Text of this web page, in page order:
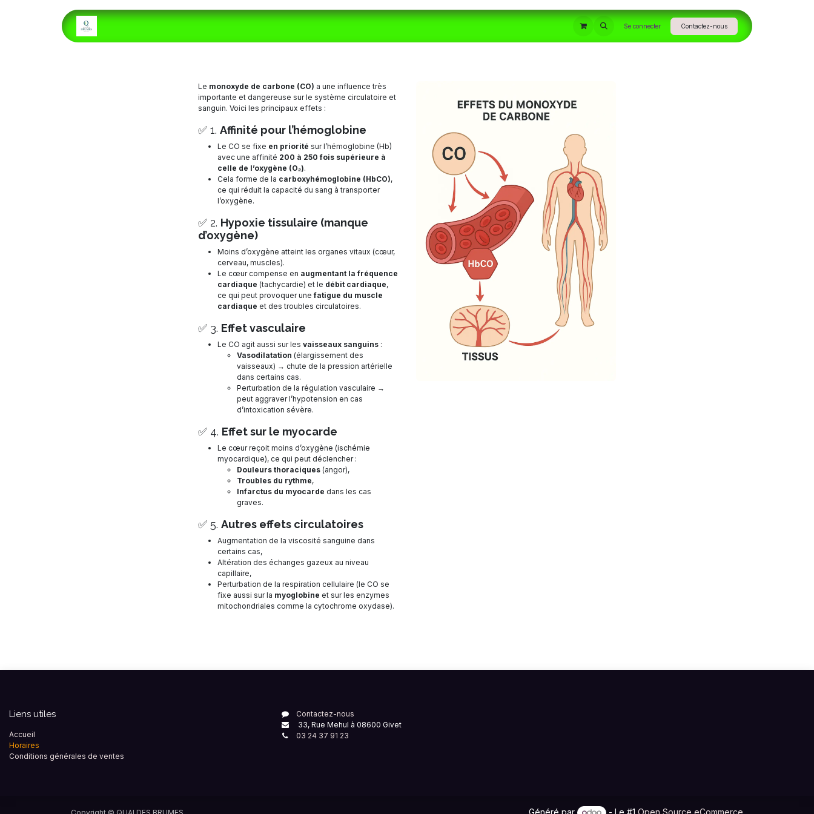
INFORMATIONS Se connecter Contactez-nous
Le monoxyde de carbone (CO) a une influence très
importante et dangereuse sur le système circulatoire et
sanguin. Voici les principaux effets :
✅ 1. Affinité pour l’hémoglobine
Le CO se fixe en priorité sur l’hémoglobine (Hb)
avec une affinité 200 à 250 fois supérieure à
celle de l’oxygène (O₂).
Cela forme de la carboxyhémoglobine (HbCO),
ce qui réduit la capacité du sang à transporter
l’oxygène.
✅ 2. Hypoxie tissulaire (manque
d’oxygène)
Moins d’oxygène atteint les organes vitaux (cœur,
cerveau, muscles).
Le cœur compense en augmentant la fréquence
cardiaque (tachycardie) et le débit cardiaque,
ce qui peut provoquer unefatigue du muscle
cardiaque et des troubles circulatoires.
✅ 3. Effet vasculaire
Le CO agit aussi sur les vaisseaux sanguins :
Vasodilatation (élargissement des
vaisseaux) → chute de la pression artérielle
dans certains cas.
Perturbation de la régulation vasculaire →
peut aggraver l’hypotension en cas
d’intoxication sévère.
✅ 4. Effet sur le myocarde
Le cœur reçoit moins d’oxygène (ischémie
myocardique), ce qui peut déclencher :
Douleurs thoraciques (angor),
Troubles du rythme,
Infarctus du myocarde dans les cas
graves.
✅ 5. Autres effets circulatoires
Augmentation de la viscosité sanguine dans
certains cas,
Altération des échanges gazeux au niveau
capillaire,
Perturbation de la respiration cellulaire (le CO se
fixe aussi sur la myoglobine et sur les enzymes
mitochondriales comme la cytochrome oxydase).
Liens utiles
Accueil
Horaires
Conditions générales de ventes
Contactez-nous
33, Rue Mehul à 08600 Givet
03 24 37 91 23